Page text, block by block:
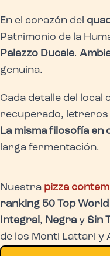
En el corazón del
Patrimonio de la
Palazzo Ducale.
genuina.
Cada detalle del
recuperado, letreros
La misma filosofía en
larga fermentación.
Nuestra pizza
ranking 50 Top
Integral, Negra y Sin
de los Monti Lattari y